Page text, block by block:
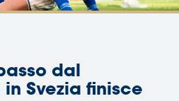
dal
Svezia finisce